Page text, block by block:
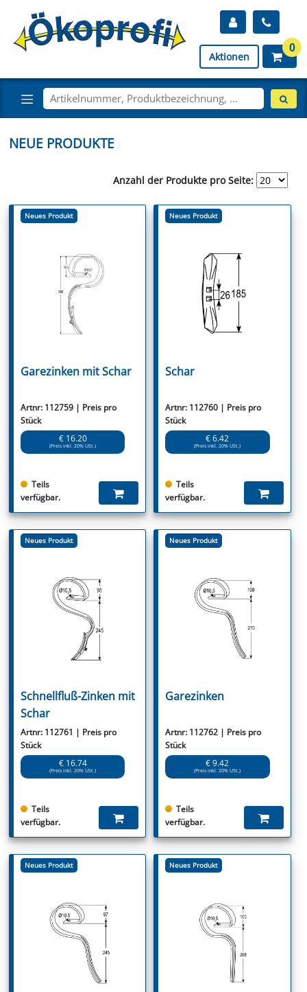
Aktionen
0
NEUE PRODUKTE
Anzahl der Produkte pro Seite:
Neues Produkt
Garezinken mit Schar
Artnr: 112759 | Preis pro
Stück
€ 16.20
(Preis inkl. 20% USt.)
Teils
verfügbar.
Neues Produkt
Schar
Artnr: 112760 | Preis pro
Stück
€ 6.42
(Preis inkl. 20% USt.)
Teils
verfügbar.
Neues Produkt
Schnellfluß-Zinken mit
Schar
Artnr: 112761 | Preis pro
Stück
€ 16.74
(Preis inkl. 20% USt.)
Teils
verfügbar.
Neues Produkt
Garezinken
Artnr: 112762 | Preis pro
Stück
€ 9.42
(Preis inkl. 20% USt.)
Teils
verfügbar.
Neues Produkt Neues Produkt